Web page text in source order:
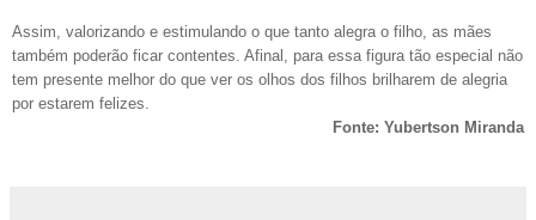
Assim, valorizando e estimulando o que tanto alegra o filho, as mães
também poderão ficar contentes. Afinal, para essa figura tão especial não
tem presente melhor do que ver os olhos dos filhos brilharem de alegria
por estarem felizes.
Fonte: Yubertson Miranda